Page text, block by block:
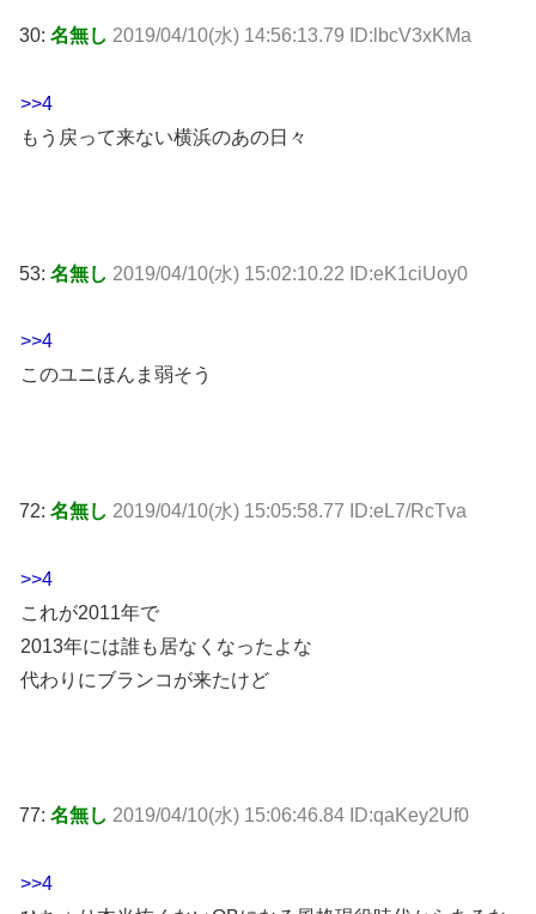
30: 名無し 2019/04/10(水) 14:56:13.79 ID:lbcV3xKMa
>>4
もう戻って来ない横浜のあの日々
53: 名無し 2019/04/10(水) 15:02:10.22 ID:eK1ciUoy0
>>4
このユニほんま弱そう
72: 名無し 2019/04/10(水) 15:05:58.77 ID:eL7/RcTva
>>4
これが2011年で
2013年には誰も居なくなったよな
代わりにブランコが来たけど
77: 名無し 2019/04/10(水) 15:06:46.84 ID:qaKey2Uf0
>>4